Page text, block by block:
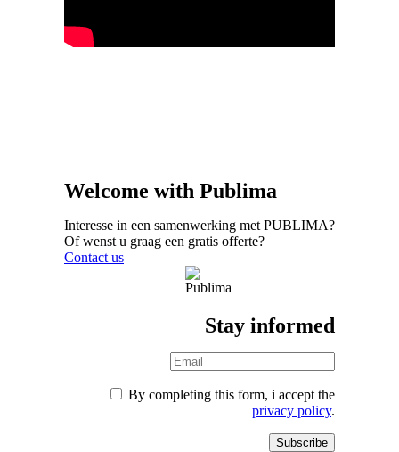
Welcome with Publima
Interesse in een samenwerking met PUBLIMA?
Of wenst u graag een gratis offerte?
Contact us
Stay informed
By completing this form, i accept the
privacy policy.
Subscribe